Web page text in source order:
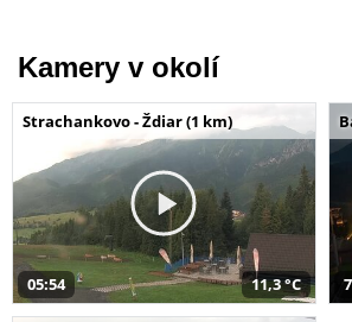
Kamery v okolí
Strachankovo - Ždiar (1 km)
05:54 11,3 °C